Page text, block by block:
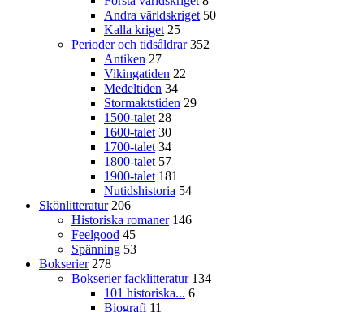
Andra världskriget 50
Kalla kriget 25
Perioder och tidsåldrar 352
Antiken 27
Vikingatiden 22
Medeltiden 34
Stormaktstiden 29
1500-talet 28
1600-talet 30
1700-talet 34
1800-talet 57
1900-talet 181
Nutidshistoria 54
Skönlitteratur 206
Historiska romaner 146
Feelgood 45
Spänning 53
Bokserier 278
Bokserier facklitteratur 134
101 historiska... 6
Biografi 11